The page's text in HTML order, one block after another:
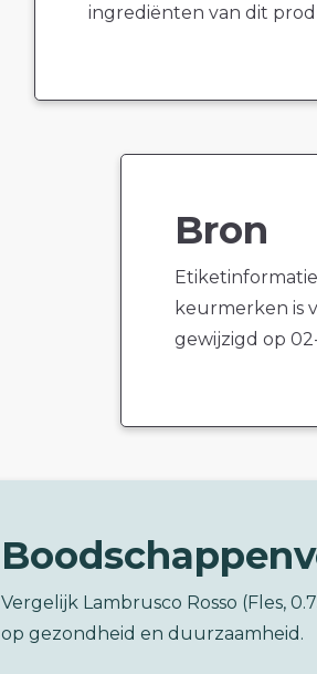
ingrediënten van dit
Bron
keurmerken is
gewijzigd op
Vergelijk Lambrusco Rosso (Fles,
op gezondheid en duurzaamheid.